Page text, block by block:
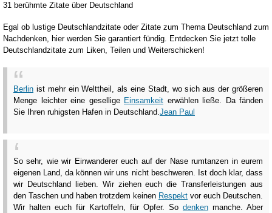
31 berühmte Zitate über Deutschland
Egal ob lustige Deutschlandzitate oder Zitate zum Thema Deutschland zum
Nachdenken, hier werden Sie garantiert fündig. Entdecken Sie jetzt tolle
Deutschlandzitate zum Liken, Teilen und Weiterschicken!
Berlin ist mehr ein Welttheil, als eine Stadt, wo sich aus der größeren
Menge leichter eine gesellige Einsamkeit erwählen ließe. Da fänden
Sie Ihren ruhigsten Hafen in Deutschland. Jean Paul
So sehr, wie wir Einwanderer euch auf der Nase rumtanzen in eurem
eigenen Land, da können wir uns nicht beschweren. Ist doch klar, dass
wir Deutschland lieben. Wir ziehen euch die Transferleistungen aus
den Taschen und haben trotzdem keinen Respekt vor euch Deutschen.
Wir halten euch für Kartoffeln, für Opfer. So denken manche. Aber